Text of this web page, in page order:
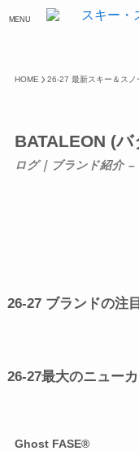
MENU
HOME 26-27 最新スキー＆スノ
BATALEON (バ
ログ｜ブランド紹介 –
26-27 ブランドの注
26-27最大のニューカ
Ghost FASE®